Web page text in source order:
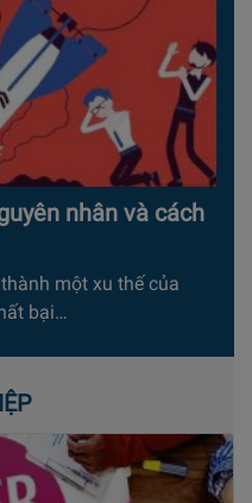
nhân và cách
một xu thế của
bại…